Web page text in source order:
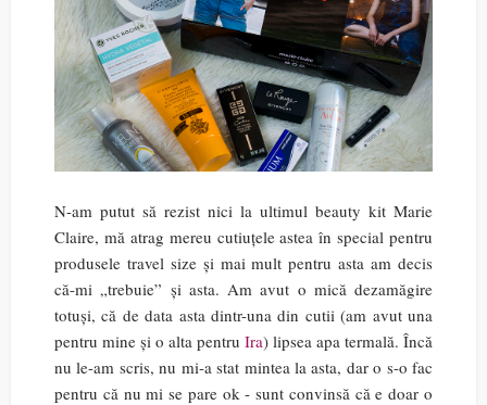
N-am putut să rezist nici la ultimul beauty kit Marie
Claire, mă atrag mereu cutiuțele astea în special pentru
produsele travel size și mai mult pentru asta am decis
că-mi „trebuie” și asta. Am avut o mică dezamăgire
totuși, că de data asta dintr-una din cutii (am avut una
pentru mine și o alta pentru Ira) lipsea apa termală. Încă
nu le-am scris, nu mi-a stat mintea la asta, dar o s-o fac
pentru că nu mi se pare ok - sunt convinsă că e doar o